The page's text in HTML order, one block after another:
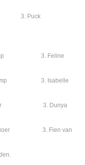
3. Puck
3. Feline
3. Isabelle
3. Dunya
3. Fien van